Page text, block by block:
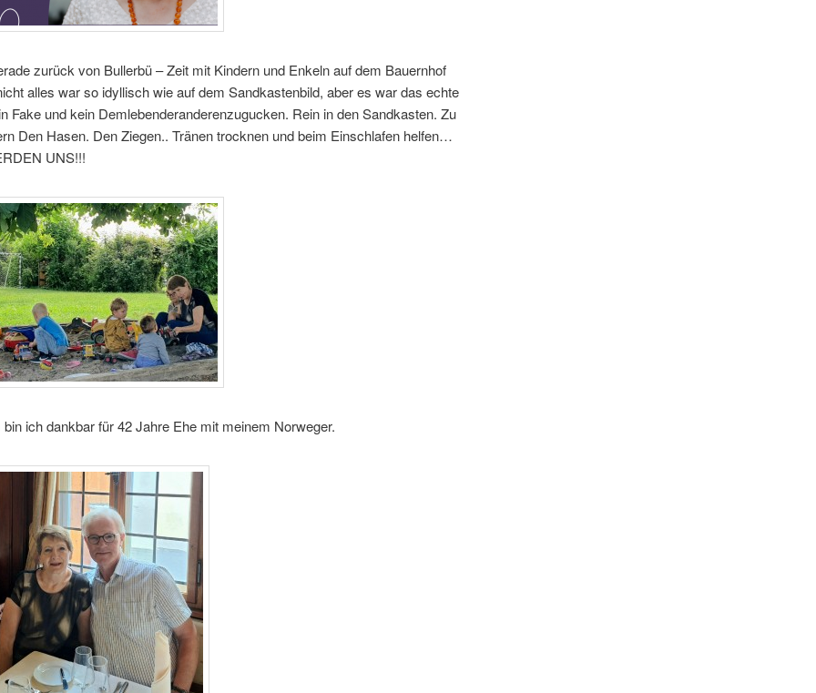
zurück von Bullerbü – Zeit mit Kindern und Enkeln auf dem Bauernhof
alles war so idyllisch wie auf dem Sandkastenbild, aber es war das echte
Fake und kein Demlebenderanderenzugucken. Rein in den Sandkasten. Zu
Den Hasen. Den Ziegen.. Tränen trocknen und beim Einschlafen helfen…
UNS!!!
ich dankbar für 42 Jahre Ehe mit meinem Norweger.